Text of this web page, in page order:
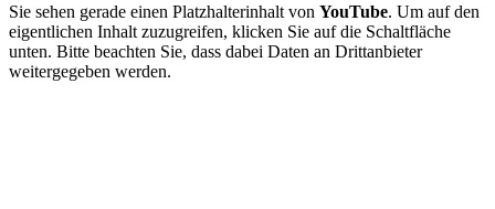
Sie sehen gerade einen Platzhalterinhalt von YouTube. Um auf den
eigentlichen Inhalt zuzugreifen, klicken Sie auf die Schaltfläche
unten. Bitte beachten Sie, dass dabei Daten an Drittanbieter
weitergegeben werden.